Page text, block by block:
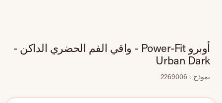
أوبرو Power-Fit - واقي الفم الحضري الداكن -
Urban Dark
نموذج : 2269006